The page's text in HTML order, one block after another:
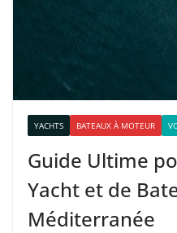
YACHTS BATEAUX À MOTEUR
Guide Ultime
Yacht et de
Méditerranée